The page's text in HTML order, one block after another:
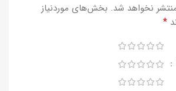
نخواهد شد. بخش‌های موردنیاز
*